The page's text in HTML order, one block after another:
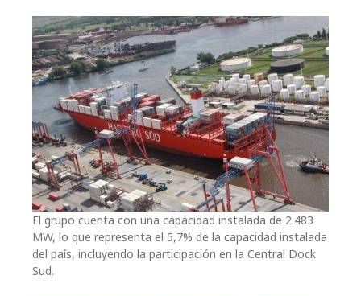
El grupo cuenta con una capacidad instalada de 2.483
MW, lo que representa el 5,7% de la capacidad instalada
del país, incluyendo la participación en la Central Dock
Sud.